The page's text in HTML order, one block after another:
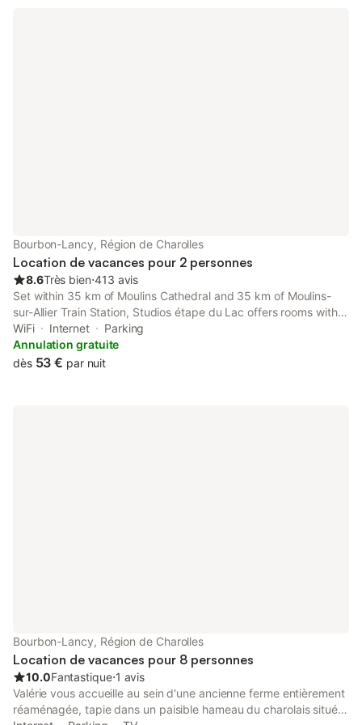
Bourbon-Lancy, Région de Charolles
Location de vacances pour 2 personnes
8.6Très bien⋅413 avis
Set within 35 km of Moulins Cathedral and 35 km of Moulins-
sur-Allier Train Station, Studios étape du Lac offers rooms with
air conditioning and a private bathroom in Bourbon-Lancy.
WiFi Internet
Parking
Annulation gratuite
dès 53 € par nuit
Bourbon-Lancy, Région de Charolles
Location de vacances pour 8 personnes
10.0Fantastique⋅1 avis
Valérie vous accueille au sein d'une ancienne ferme entièrement
réaménagée, tapie dans un paisible hameau du charolais situé à